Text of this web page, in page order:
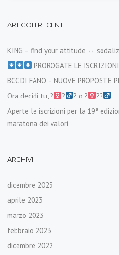
ARTICOLI RECENTI
KING – find your attitude ⇔
PROROGATE LE ISCRIZIONI
BCC DI FANO – NUOVE PROPOSTE
Ora decidi tu, ?‍
?‍ ? o ?‍
??‍
Aperte le iscrizioni per la 19ª
maratona dei valori
ARCHIVI
dicembre 2023
aprile 2023
marzo 2023
febbraio 2023
dicembre 2022